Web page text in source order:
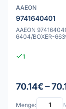
AAEON
9741640401
AAEON
6404/BOXER-
1
70.14€ –
Menge: